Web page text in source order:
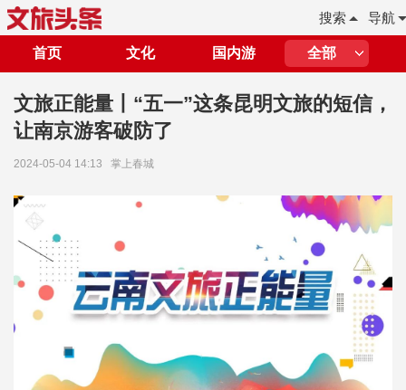
导航
搜索
首页 文化 国内游 全部
文旅正能量丨“五一”这条昆明文旅的短信，
让南京游客破防了
2024-05-04 14:13 掌上春城